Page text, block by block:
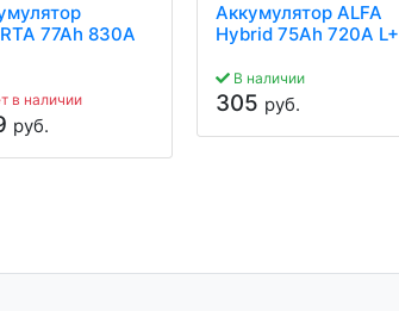
77Ah 830A
в наличии
руб.
Аккумулятор ALFA
Hybrid 75Ah 720A L+
В наличии
305 руб.